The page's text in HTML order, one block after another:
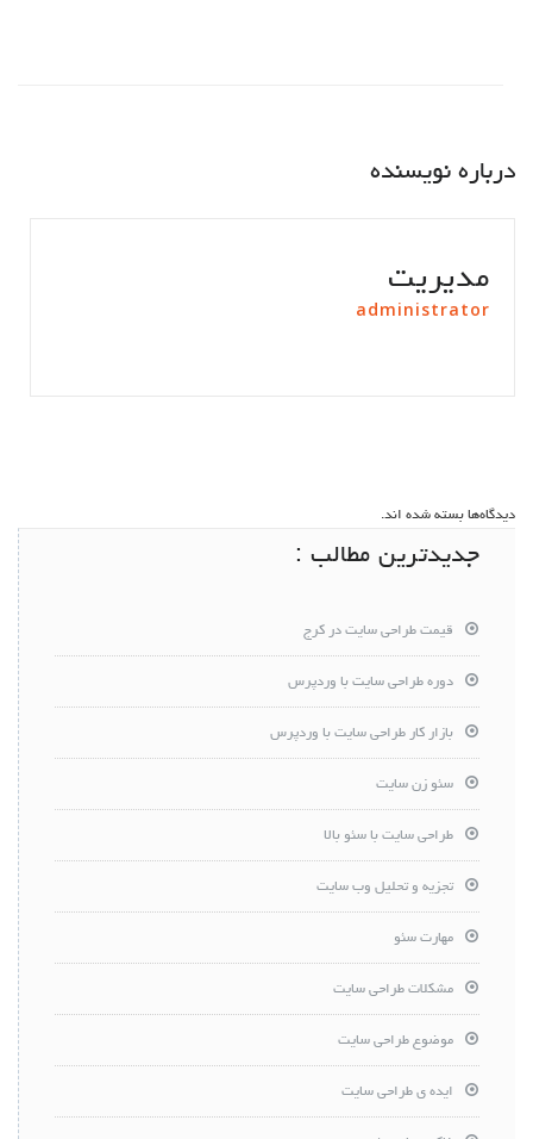
درباره نویسنده
مدیریت
administrator
دیدگاه‌ها بسته شده اند.
جدیدترین مطالب :
قیمت طراحی سایت در کرج
دوره طراحی سایت با وردپرس
بازار کار طراحی سایت با وردپرس
سئو زن سایت
طراحی سایت با سئو بالا
تجزیه و تحلیل وب سایت
مهارت سئو
مشکلات طراحی سایت
موضوع طراحی سایت
ایده ی طراحی سایت